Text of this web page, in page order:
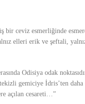
bir ceviz esmerliğinde
elleri erik ve şeftali,
Odisiya odak
gemiciye İdris’ten
açılan cesareti…”